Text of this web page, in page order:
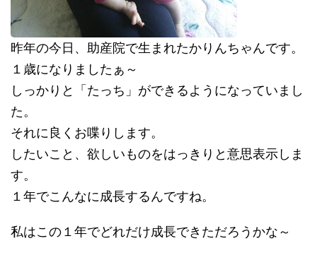
昨年の今日、助産院で生まれたかりんちゃんです。
１歳になりましたぁ～
しっかりと「たっち」ができるようになっていまし
た。
それに良くお喋りします。
したいこと、欲しいものをはっきりと意思表示しま
す。
１年でこんなに成長するんですね。
私はこの１年でどれだけ成長できただろうかな～